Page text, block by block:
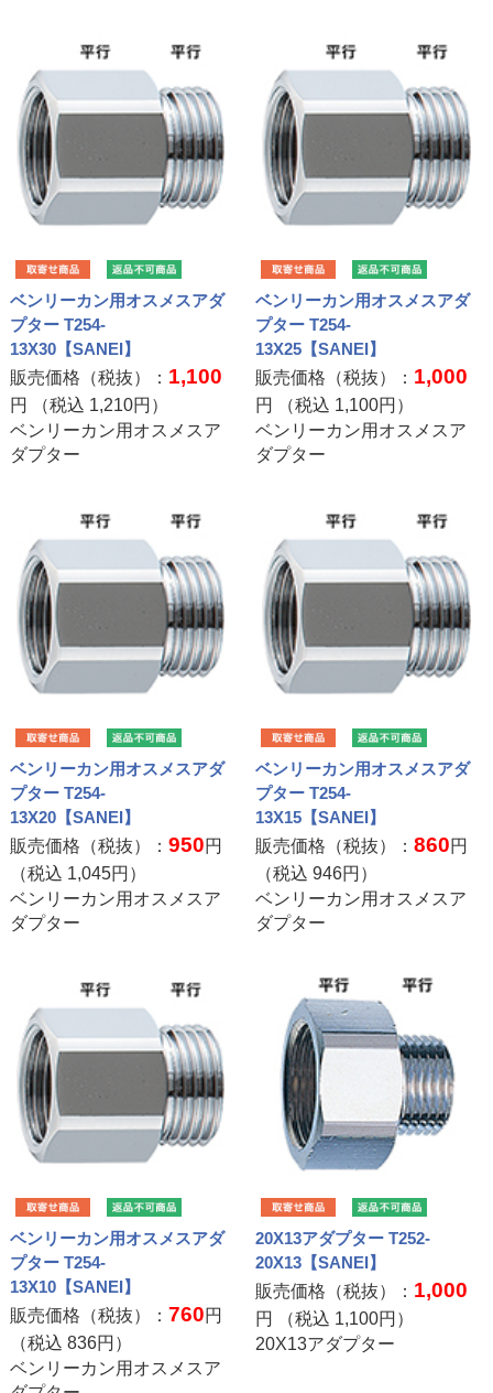
ベンリーカン用オスメスアダ
プター T254-
13X30【SANEI】
販売価格（税抜）： 1,100
円 （税込 1,210円）
ベンリーカン用オスメスア
ダプター
ベンリーカン用オスメスアダ
プター T254-
13X25【SANEI】
販売価格（税抜）： 1,000
円 （税込 1,100円）
ベンリーカン用オスメスア
ダプター
ベンリーカン用オスメスアダ
プター T254-
13X20【SANEI】
販売価格（税抜）： 950円
（税込 1,045円）
ベンリーカン用オスメスア
ダプター
ベンリーカン用オスメスアダ
プター T254-
13X15【SANEI】
販売価格（税抜）：860円
（税込946円）
ベンリーカン用オスメスア
ダプター
ベンリーカン用オスメスアダ
プター T254-
13X10【SANEI】
販売価格（税抜）： 760円
（税込 836円）
ベンリーカン用オスメスア
20X13アダプター T252-
20X13【SANEI】
販売価格（税抜）： 1,000
円 （税込 1,100円）
20X13アダプター